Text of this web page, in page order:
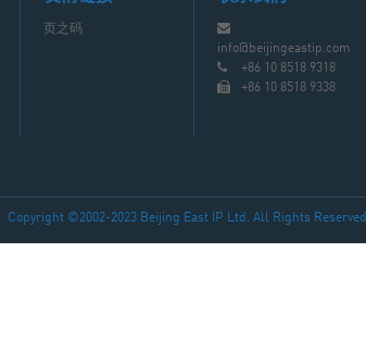
页之码
info@beijingeastip.com
+86 10 8518 9318
+86 10 8518 9338
Copyright ©2002-2023 Beijing East IP Ltd. All Rights Reserved